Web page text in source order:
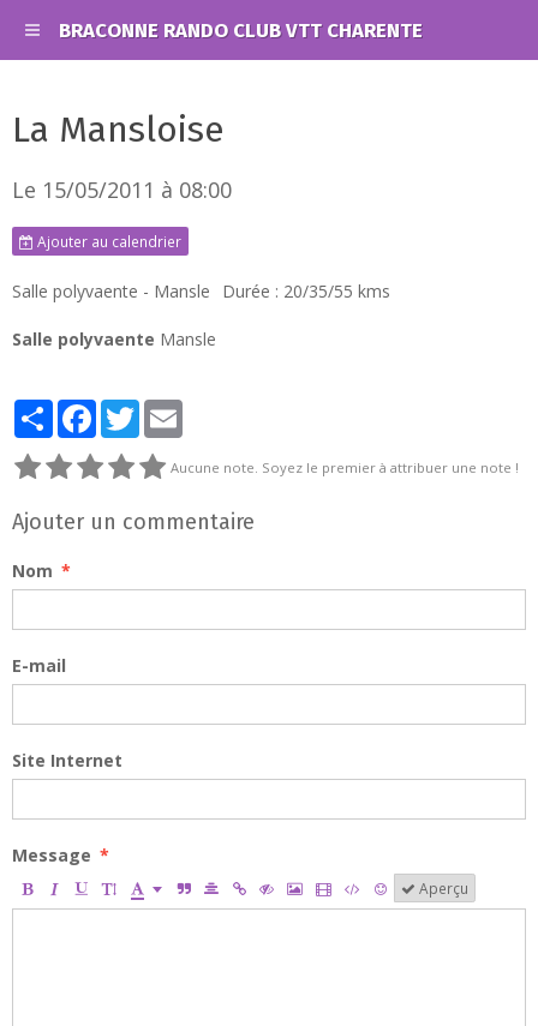
BRACONNE RANDO CLUB VTT CHARENTE
La Mansloise
Le 15/05/2011 à 08:00
Ajouter au calendrier
Salle polyvaente - Mansle Durée : 20/35/55 kms
Salle polyvaente Mansle
PartagerFacebook
Twitter
Aucune note. Soyez le premier à attribuer une note !
Ajouter un commentaire
Nom
E-mail
Site Internet
Message
Aperçu